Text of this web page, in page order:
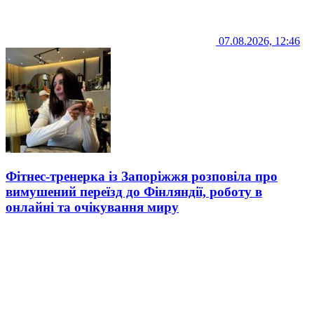
07.08.2026, 12:46
Фітнес-тренерка із Запоріжжя розповіла про
вимушений переїзд до Фінляндії, роботу в
онлайні та очікування миру